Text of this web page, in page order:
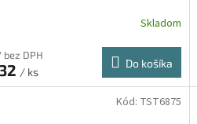
Skladom
bez DPH
/ ks
Do košíka
Kód: TST6875